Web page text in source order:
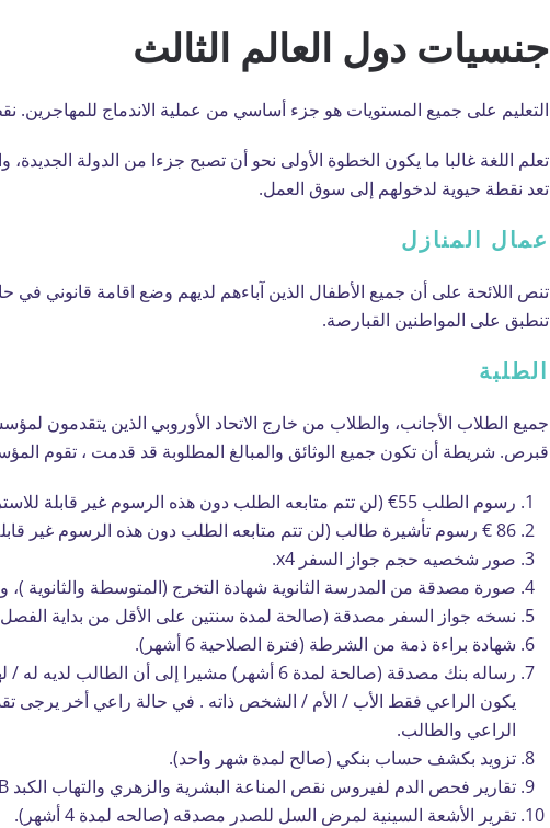
جنسيات دول العالم الثالث
التعليم على جميع المستويات هو جزء أساسي من عملية الاندماج للمهاجرين.
تعلم اللغة غالبا ما يكون الخطوة الأولى نحو أن تصبح جزءا من الدولة الجديدة،
تعد نقطة حيوية لدخولهم إلى سوق العمل.
عمال المنازل
تنص اللائحة على أن جميع الأطفال الذين آباءهم لديهم وضع اقامة قانوني
تنطبق على المواطنين القبارصة.
الطلبة
جميع الطلاب الأجانب، والطلاب من خارج الاتحاد الأوروبي الذين يتقدمون
قبرص. شريطة أن تكون جميع الوثائق والمبالغ المطلوبة قد قدمت ، تقوم
رسوم الطلب 55€ (لن تتم متابعه الطلب دون هذه الرسوم غير قابلة للاسترداد).
86 € رسوم تأشيرة طالب (لن تتم متابعه الطلب دون هذه الرسوم غير قابلة للاسترداد).
صور شخصيه حجم جواز السفر x4.
صورة مصدقة من المدرسة الثانوية شهادة التخرج (المتوسطة والثانوية )،
نسخه جواز السفر مصدقة (صالحة لمدة سنتين على الأقل من بداية
شهادة براءة ذمة من الشرطة (فترة الصلاحية 6 أشهر).
رساله بنك مصدقة (صالحة لمدة 6 أشهر) مشيرا إلى
يكون الراعي فقط الأب / الأم / الشخص ذاته . في حالة راعي أخر يرجى
الراعي والطالب.
تزويد بكشف حساب بنكي (صالح لمدة شهر واحد).
تقارير فحص الدم لفيروس نقص المناعة البشرية والزهري والتهاب الكبد B و C (صالح لمدة 4 أشهر).
تقرير الأشعة السينية لمرض السل للصدر مصدقه (صالحه لمدة 4 أشهر).